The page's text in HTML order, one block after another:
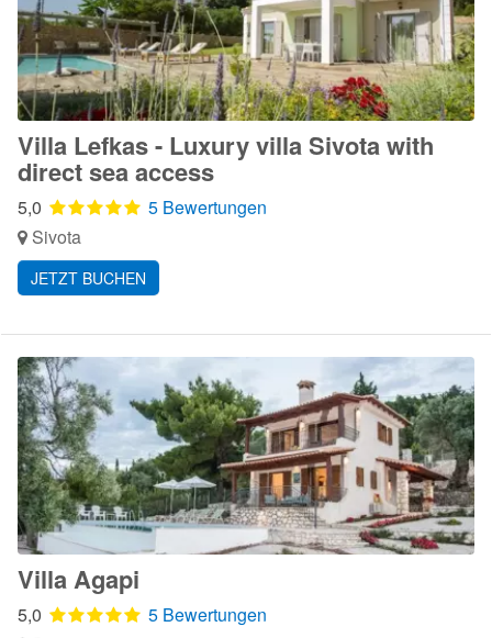
Villa Lefkas - Luxury villa Sivota with
direct sea access
5,0
5 Bewertungen
Sivota
JETZT BUCHEN
Villa Agapi
5,0
5 Bewertungen